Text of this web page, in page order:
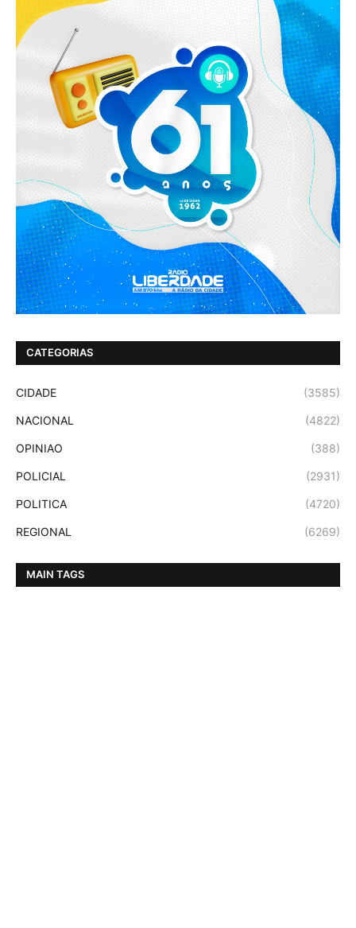
CATEGORIAS
CIDADE (3585)
NACIONAL (4822)
OPINIAO (388)
POLICIAL (2931)
POLITICA (4720)
REGIONAL (6269)
MAIN TAGS